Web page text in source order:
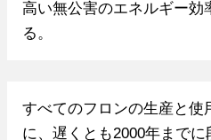
高い無公害のエネルギー効
る。
すべてのフロンの生産と使
に、遅くとも2000年まで